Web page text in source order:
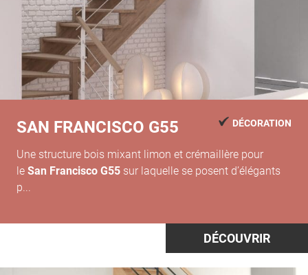
SAN FRANCISCO G55 DÉCORATION
Une structure bois mixant limon et crémaillère pour
le San Francisco G55 sur laquelle se posent d’élégants
p...
DÉCOUVRIR